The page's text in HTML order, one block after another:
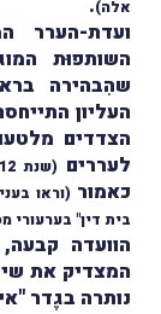
אלה).
ועדת-הערר
השותפוּת
שהִבהירה
הצדדים
לעררים (שנת 2012)
כאמור (וראו
בית דין" בערעורי מס בסעיף 72
הוועדה
נותרה בגֶדר